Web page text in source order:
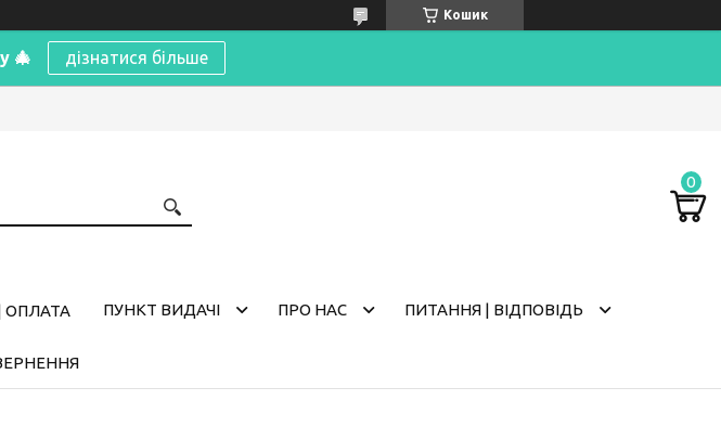
Кошик
🎄 дізнатися більше
ОПЛАТА ПУНКТ ВИДАЧІ ПРО НАС ПИТАННЯ | ВІДПОВІДЬ